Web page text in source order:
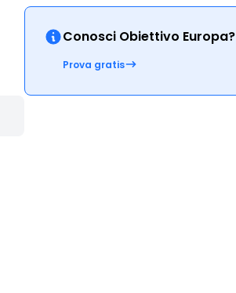
Conosci Obiettivo Europa?
Prova gratis